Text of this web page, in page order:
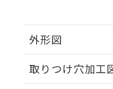
外形図
取りつけ穴加工